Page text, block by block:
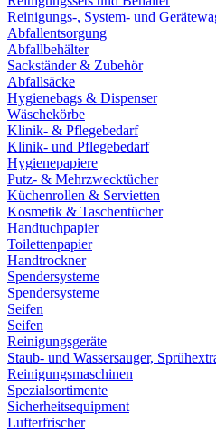
Reinigungs-, System- und
Abfallentsorgung
Abfallbehälter
Sackständer & Zubehör
Abfallsäcke
Hygienebags & Dispenser
Wäschekörbe
Klinik- & Pflegebedarf
Klinik- und Pflegebedarf
Hygienepapiere
Putz- & Mehrzwecktücher
Küchenrollen & Servietten
Kosmetik & Taschentücher
Handtuchpapier
Toilettenpapier
Handtrockner
Spendersysteme
Spendersysteme
Seifen
Seifen
Reinigungsgeräte
Staub- und Wassersauger,
Reinigungsmaschinen
Spezialsortimente
Sicherheitsequipment
Lufterfrischer